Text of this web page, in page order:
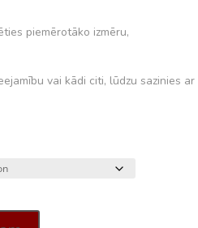
piemērotāko izmēru,
vai kādi citi, lūdzu sazinies ar